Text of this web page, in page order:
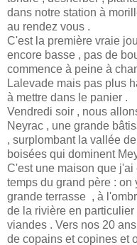
dans notre station à
au rendez vous .
C'est la première vraie
encore basse , pas de
commence à peine à
Lalevade mais pas plus
à mettre dans le panier .
Vendredi soir , nous
Neyrac , une grande
, surplombant la vallée
boisées qui dominent
C'est une maison que
temps du grand père :
grande terrasse , à
de la rivière en
viandes . Vers nos 20
de copains et copines et